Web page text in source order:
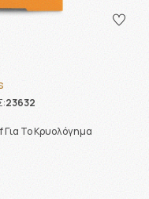
23632
Το Κρυολόγημα